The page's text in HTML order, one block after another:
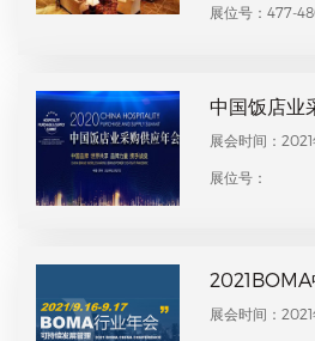
展位号：477-
中国饭店业
展会时间：
展位号：
展会时间：